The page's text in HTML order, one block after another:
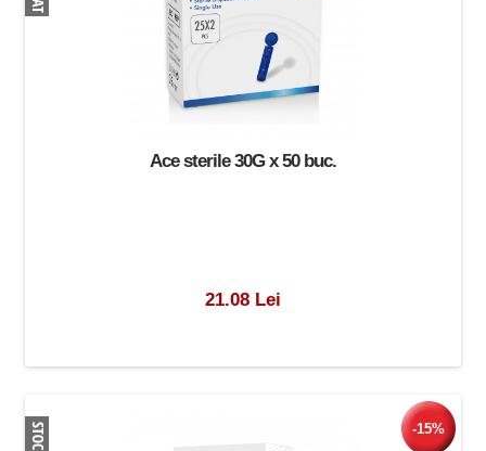
Ace sterile 30G x 50 buc.
21.08 Lei
-15%